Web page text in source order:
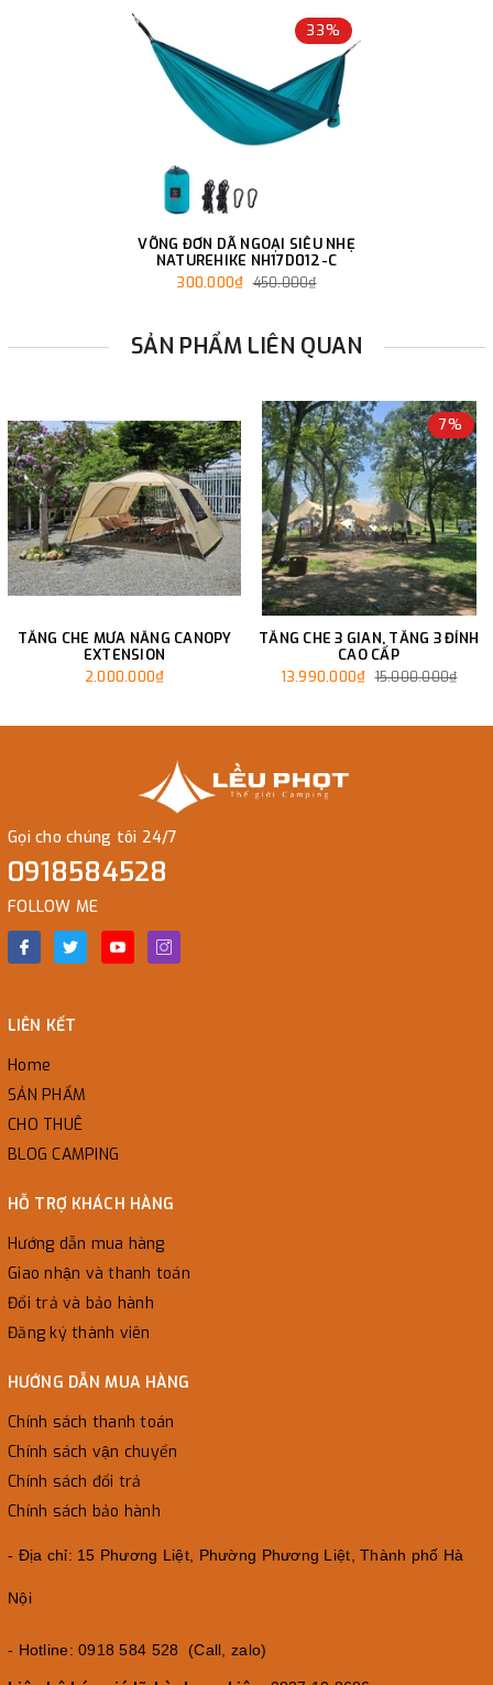
33%
VÕNG ĐƠN DÃ NGOẠI SIÊU NHẸ
NATUREHIKE NH17D012-C
300.000₫ 450.000₫
SẢN PHẨM LIÊN QUAN
TĂNG CHE MƯA NẮNG CANOPY
EXTENSION
2.000.000₫
7%
TĂNG CHE 3 GIAN, TĂNG 3 ĐỈNH
CAO CẤP
13.990.000₫ 15.000.000₫
Gọi cho chúng tôi 24/7
0918584528
FOLLOW ME
LIÊN KẾT
Home
SẢN PHẨM
CHO THUÊ
BLOG CAMPING
HỖ TRỢ KHÁCH HÀNG
Hướng dẫn mua hàng
Giao nhận và thanh toán
Đổi trả và bảo hành
Đăng ký thành viên
HƯỚNG DẪN MUA HÀNG
Chính sách thanh toán
Chính sách vận chuyển
Chính sách đổi trả
Chính sách bảo hành
- Địa chỉ: 15 Phương Liệt, Phường Phương Liệt, Thành phố Hà
Nội
- Hotline: 0918 584 528 (Call, zalo)